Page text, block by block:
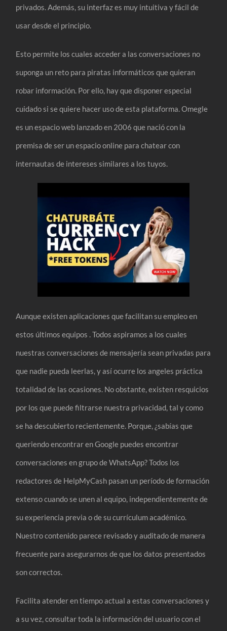
privados. Además, su interfaz es muy intuitiva y fácil de
usar desde el principio.
Esto permite los cuales acceder a las conversaciones no
suponga un reto para piratas informáticos que quieran
robar información. Por ello, hay que disponer especial
cuidado si se quiere hacer uso de esta plataforma. Omegle
es un espacio web lanzado en 2006 que nació con la
premisa de ser un espacio online para chatear con
internautas de intereses similares a los tuyos.
Aunque existen aplicaciones que facilitan su empleo en
estos últimos equipos . Todos aspiramos a los cuales
nuestras conversaciones de mensajería sean privadas para
que nadie pueda leerlas, y así ocurre los angeles práctica
totalidad de las ocasiones. No obstante, existen resquicios
por los que puede filtrarse nuestra privacidad, tal y como
se ha descubierto recientemente. Porque, ¿sabías que
queriendo encontrar en Google puedes encontrar
conversaciones en grupo de WhatsApp? Todos los
redactores de HelpMyCash pasan un período de formación
extenso cuando se unen al equipo, independientemente de
su experiencia previa o de su currículum académico.
Nuestro contenido parece revisado y auditado de manera
frecuente para asegurarnos de que los datos presentados
son correctos.
Facilita atender en tiempo actual a estas conversaciones y
a su vez, consultar toda la información del usuario con el